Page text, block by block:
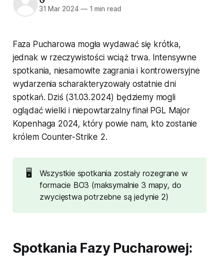
31 Mar 2024 —1 min read
Faza Pucharowa mogła wydawać się krótka,
jednak w rzeczywistości wciąż trwa. Intensywne
spotkania, niesamowite zagrania i kontrowersyjne
wydarzenia scharakteryzowały ostatnie dni
spotkań. Dziś (31.03.2024) będziemy mogli
oglądać wielki i niepowtarzalny finał PGL Major
Kopenhaga 2024, który powie nam, kto zostanie
królem Counter-Strike 2.
🖥️
Wszystkie spotkania zostały rozegrane w
formacie BO3 (maksymalnie 3 mapy, do
zwycięstwa potrzebne są jedynie 2)
Spotkania Fazy Pucharowej: